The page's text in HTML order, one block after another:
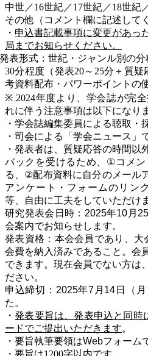
中世／16世紀／17世紀／18世紀
その他（コメント欄に記述して
・ 申込書記載事項に変更があっ
局までお知らせください。
表形式：世紀・ジャンル別の
30分程度（発表20～ 25分＋質疑
考資料配布・パワーポイントの
※ 2024年度より、学会誌が完
れに伴う注意事項は以下になり
・学会誌編集委員による聴取・
・司会による「学会ニュース」
・発表者は、質疑応答の時間以
バックを受けるため、 ①コメ
る、 ②配布資料に自分のメール
アンケート・フォームのリン
等、自由に工夫をしていただけ
研究発表会日時：2025年10月25
会案内でお知らせします。
発表資格：本会会員であり、大
会費を納入済みであること。会
できます。現在会員でない方は
ださい。
申込締切：2025年7月14日（
た。
・発表要旨は、発表申込と同時
ードでご提出いただきます。
・要旨執筆要領はWebフォーム
・要旨は1200字以内です。